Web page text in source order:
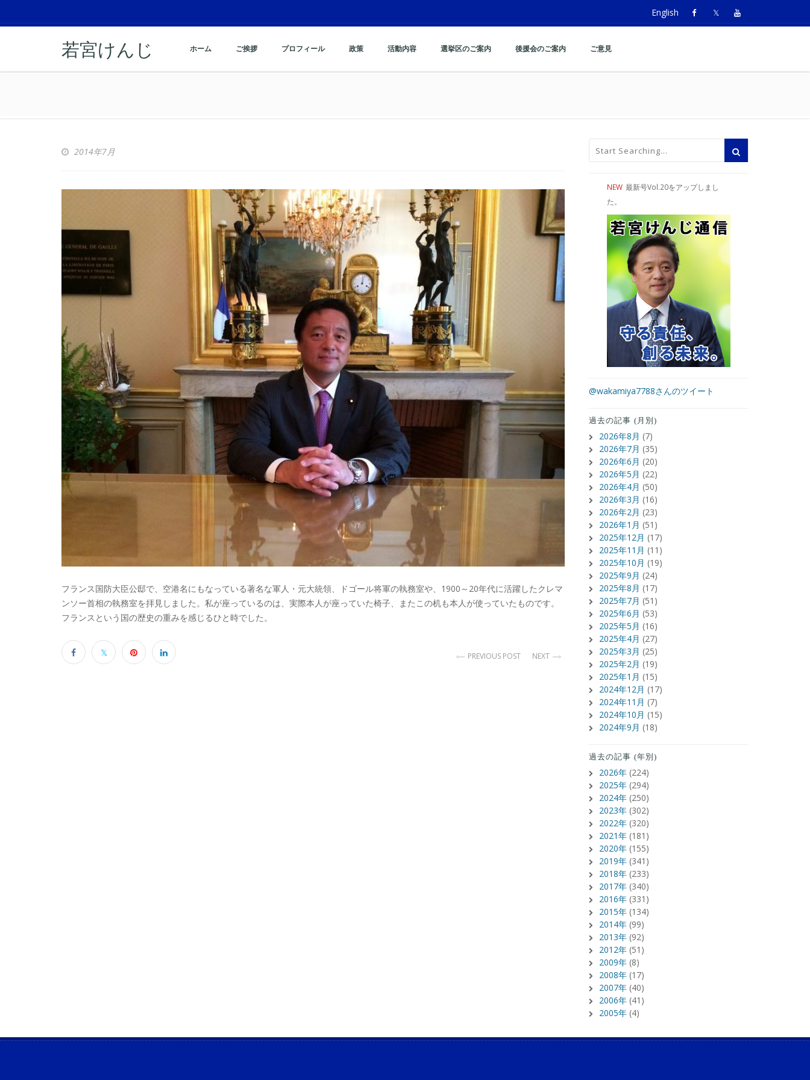
English
若宮けんじ ホーム ご挨拶 プロフィール 政策 活動内容 選挙区のご案内 後援会のご案内 ご意見
2014年7月
フランス国防大臣公邸で、空港名にもなっている著名な軍人・元大統領、ドゴール将軍の執務室や、1900～20年代に活躍したクレマ
ンソー首相の執務室を拝見しました。私が座っているのは、実際本人が座っていた椅子、またこの机も本人が使っていたものです。
フランスという国の歴史の重みを感じるひと時でした。
PREVIOUS POST NEXT
NEW 最新号Vol.20をアップしまし
た。
@wakamiya7788さんのツイート
過去の記事 (月別)
2026年8月 (7)
2026年7月 (35)
2026年6月 (20)
2026年5月 (22)
2026年4月 (50)
2026年3月 (16)
2026年2月 (23)
2026年1月 (51)
2025年12月 (17)
2025年11月 (11)
2025年10月 (19)
2025年9月 (24)
2025年8月 (17)
2025年7月 (51)
2025年6月 (53)
2025年5月 (16)
2025年4月 (27)
2025年3月 (25)
2025年2月 (19)
2025年1月 (15)
2024年12月 (17)
2024年11月 (7)
2024年10月 (15)
2024年9月 (18)
過去の記事 (年別)
2026年 (224)
2025年 (294)
2024年 (250)
2023年 (302)
2022年 (320)
2021年 (181)
2020年 (155)
2019年 (341)
2018年 (233)
2017年 (340)
2016年 (331)
2015年 (134)
2014年 (99)
2013年 (92)
2012年 (51)
2009年 (8)
2008年 (17)
2007年 (40)
2006年 (41)
2005年 (4)